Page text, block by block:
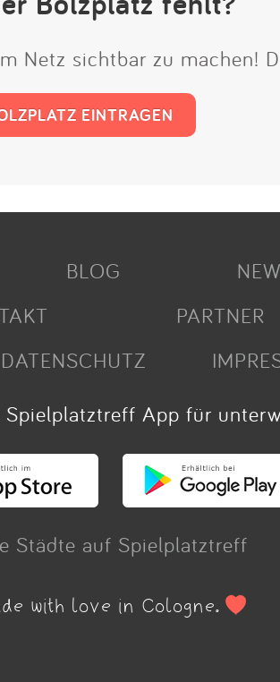
Netz sichtbar zu machen!
EINTRAGEN
BLOG
PARTNER
DATENSCHUTZ
App für
Städte auf Spielplatztreff
with love in Cologne.